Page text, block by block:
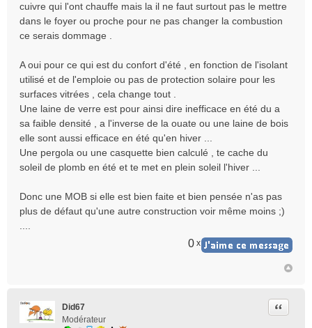
cuivre qui l'ont chauffe mais la il ne faut surtout pas le mettre
dans le foyer ou proche pour ne pas changer la combustion
ce serais dommage .
A oui pour ce qui est du confort d'été , en fonction de l'isolant
utilisé et de l'emploie ou pas de protection solaire pour les
surfaces vitrées , cela change tout .
Une laine de verre est pour ainsi dire inefficace en été du a
sa faible densité , a l'inverse de la ouate ou une laine de bois
elle sont aussi efficace en été qu'en hiver ...
Une pergola ou une casquette bien calculé , te cache du
soleil de plomb en été et te met en plein soleil l'hiver ...
Donc une MOB si elle est bien faite et bien pensée n'as pas
plus de défaut qu'une autre construction voir même moins ;)
0 x
Did67
Modérateur
Citer